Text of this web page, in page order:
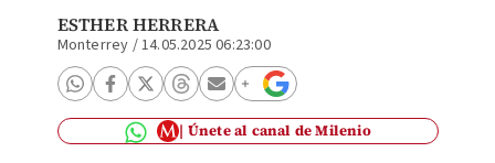
ESTHER HERRERA
Monterrey /14.05.2025 06:23:00
Únete al canal de Milenio